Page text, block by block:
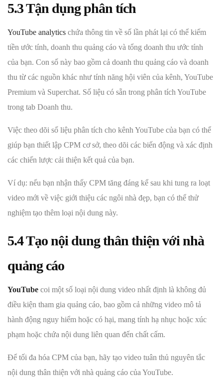
5.3 Tận dụng phân tích
YouTube analytics chứa thông tin về số lần phát lại có thể kiếm
tiền ước tính, doanh thu quảng cáo và tổng doanh thu ước tính
của bạn. Con số này bao gồm cả doanh thu quảng cáo và doanh
thu từ các nguồn khác như tính năng hội viên của kênh, YouTube
Premium và Superchat. Số liệu có sẵn trong phân tích YouTube
trong tab Doanh thu.
Việc theo dõi số liệu phân tích cho kênh YouTube của bạn có thể
giúp bạn thiết lập CPM cơ sở, theo dõi các biến động và xác định
các chiến lược cải thiện kết quả của bạn.
Ví dụ: nếu bạn nhận thấy CPM tăng đáng kể sau khi tung ra loạt
video mới về việc giới thiệu các ngôi nhà đẹp, bạn có thể thử
nghiệm tạo thêm loại nội dung này.
5.4 Tạo nội dung thân thiện với nhà
quảng cáo
YouTube coi một số loại nội dung video nhất định là không đủ
điều kiện tham gia quảng cáo, bao gồm cả những video mô tả
hành động nguy hiểm hoặc có hại, mang tính hạ nhục hoặc xúc
phạm hoặc chứa nội dung liên quan đến chất cấm.
Để tối đa hóa CPM của bạn, hãy tạo video tuân thủ nguyên tắc
nội dung thân thiện với nhà quảng cáo của YouTube.